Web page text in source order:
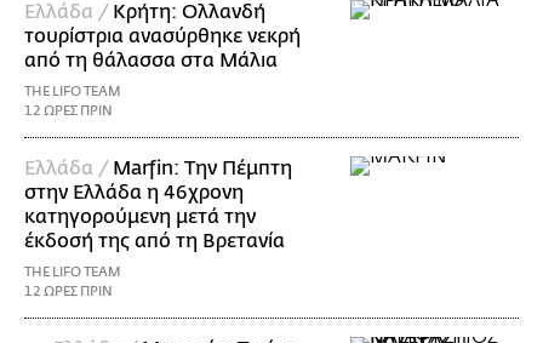
Ελλάδα / Κρήτη: Ολλανδή
τουρίστρια ανασύρθηκε νεκρή
από τη θάλασσα στα Μάλια
THE LIFO TEAM
12 ΩΡΕΣ ΠΡΙΝ
Ελλάδα / Marfin: Την Πέμπτη
στην Ελλάδα η 46χρονη
κατηγορούμενη μετά την
έκδοσή της από τη Βρετανία
THE LIFO TEAM
12 ΩΡΕΣ ΠΡΙΝ